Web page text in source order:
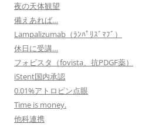
夜の天体観望
備えあれば…
Lampalizumab（ﾗﾝﾊﾟﾘｽﾞﾏﾌﾞ）
休日に受講…
フォビスタ（fovista、抗PDGF薬）
iStent国内承認
0.01%アトロピン点眼
Time is money.
他科連携